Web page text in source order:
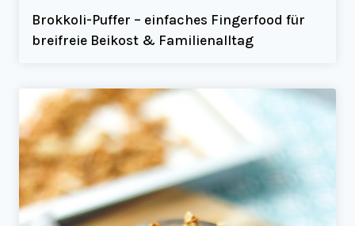
Brokkoli-Puffer – einfaches Fingerfood für
breifreie Beikost & Familienalltag